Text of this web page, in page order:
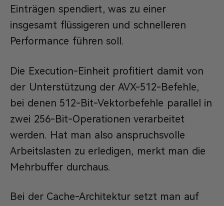
Einträgen spendiert, was zu einer
insgesamt flüssigeren und schnelleren
Performance führen soll.
Die Execution-Einheit profitiert damit von
der Unterstützung der AVX-512-Befehle,
bei denen 512-Bit-Vektorbefehle parallel in
zwei 256-Bit-Operationen verarbeitet
werden. Hat man also anspruchsvolle
Arbeitslasten zu erledigen, merkt man die
Mehrbuffer durchaus.
Bei der Cache-Architektur setzt man auf